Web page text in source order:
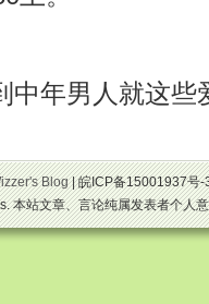
中年男人就这些
Blog| 皖ICP备15001937号
本站文章、言论纯属发表者个人